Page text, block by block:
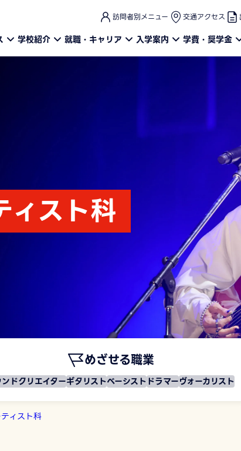
このページの本文へ
訪問者別メニュー 交通アクセス
学校紹介 就職・キャリア 入学案内 学費・奨学金
ィスト科
めざせる職業
ドクリエイターギタリストベーシストドラマーヴォーカリスト
ィスト科